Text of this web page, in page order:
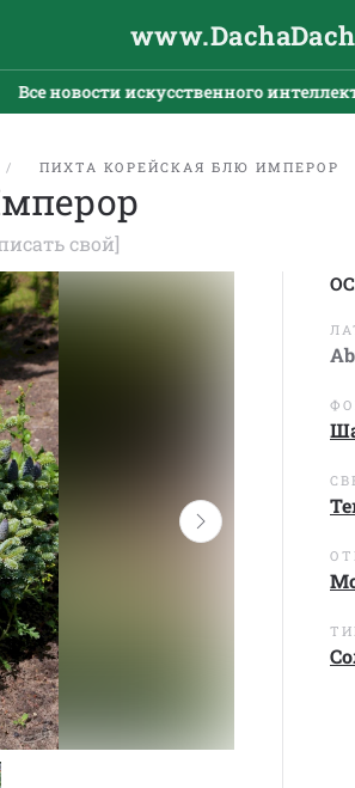
новости искусственного интеллекта →
ПИХТА КОРЕЙСКАЯ БЛЮ ИМПЕРОР
свой]